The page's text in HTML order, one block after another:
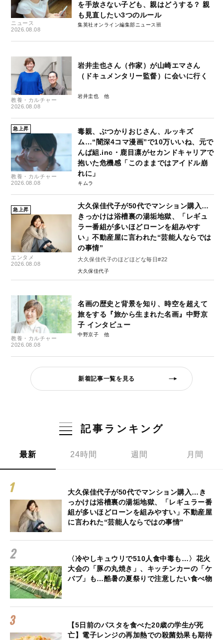
ニュース
2026.08.08
を手放さない子ども、親はどうする？ 親
も見直したい3つのルール
集英社オンライン編集部ニュース班
教養・カルチャー
2026.08.08
岩井圭也さん（作家）が山崎エマさん
（ドキュメンタリー監督）に会いに行く
岩井圭也
急上昇
教養・カルチャー
2026.08.08
毒親、ぶつかりおじさん、ルッキズ
ム…“闇深4コマ漫画”で10万いいね、元で
んぱ組.inc・鹿目凛がセカンドキャリアで
抱いた危機感「このままではアイドル崩
れに」
キムラ
急上昇
エンタメ
2026.08.08
大久保佳代子が50代でマンション購入…
きっかけは浴槽裏の湯垢地獄、「レギュ
ラー番組が多いほどローンを組みやす
い」不動産屋に言われた“芸能人ならでは
の事情”
大久保佳代子のほどほどな毎日#22
大久保佳代子
教養・カルチャー
2026.08.08
名画の歴史と背景を知り、時空を超えて
旅をする『旅から生まれた名画』中野京
子 インタビュー
中野京子
新着記事一覧を見る
記事ランキング
最新 24時間 週間 月間
大久保佳代子が50代でマンション購入…き
っかけは浴槽裏の湯垢地獄、「レギュラー番
組が多いほどローンを組みやすい」不動産屋
に言われた“芸能人ならではの事情”
〈冷やしキュウリで510人食中毒も…〉花火
大会の「豚の丸焼き」、キッチンカーの「ケ
バブ」も…酷暑の夏祭りで注意したい食べ物
【5日前のパスタを食べた20歳の学生が死
亡】電子レンジの再加熱での殺菌効果も期待